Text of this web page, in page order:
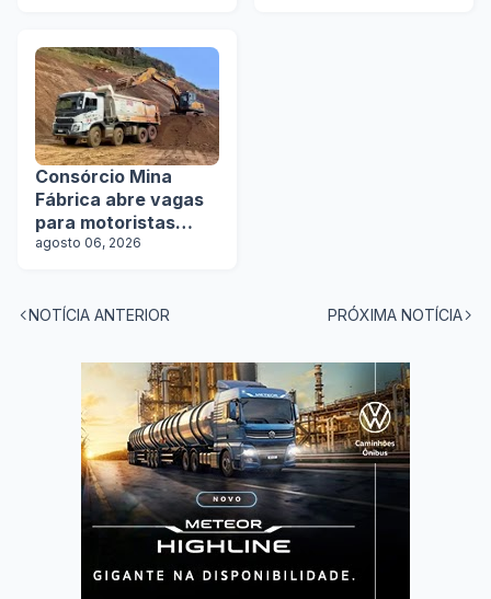
Consórcio Mina
Fábrica abre vagas
para motoristas
categoria D
agosto 06, 2026
NOTÍCIA ANTERIOR PRÓXIMA NOTÍCIA